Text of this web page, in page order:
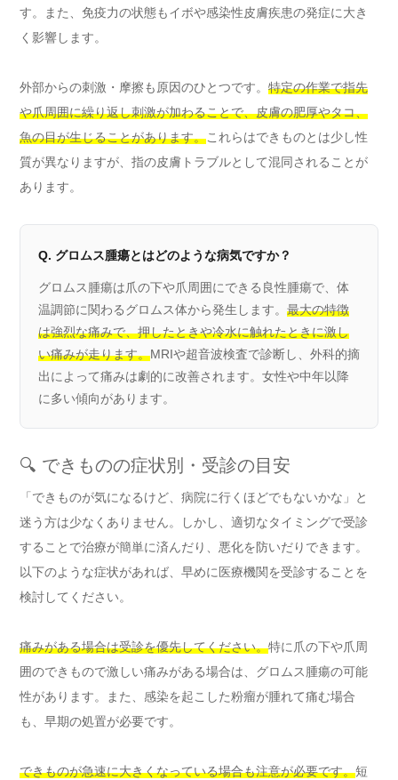
す。また、免疫力の状態もイボや感染性皮膚疾患の発症に大き
く影響します。
外部からの刺激・摩擦も原因のひとつです。 特定の作業で指先
や爪周囲に繰り返し刺激が加わることで、皮膚の肥厚やタコ、
魚の目が生じることがあります。これらはできものとは少し性
質が異なりますが、指の皮膚トラブルとして混同されることが
あります。
Q. グロムス腫瘍とはどのような病気ですか？
グロムス腫瘍は爪の下や爪周囲にできる良性腫瘍で、体
温調節に関わるグロムス体から発生します。 最大の特徴
は強烈な痛みで、押したときや冷水に触れたときに激し
い痛みが走ります。MRIや超音波検査で診断し、外科的摘
出によって痛みは劇的に改善されます。女性や中年以降
に多い傾向があります。
🔍 できものの症状別・受診の目安
「できものが気になるけど、病院に行くほどでもないかな」と
迷う方は少なくありません。しかし、適切なタイミングで受診
することで治療が簡単に済んだり、悪化を防いだりできます。
以下のような症状があれば、早めに医療機関を受診することを
検討してください。
痛みがある場合は受診を優先してください。特に爪の下や爪周
囲のできもので激しい痛みがある場合は、グロムス腫瘍の可能
性があります。また、感染を起こした粉瘤が腫れて痛む場合
も、早期の処置が必要です。
できものが急速に大きくなっている場合も注意が必要です。短